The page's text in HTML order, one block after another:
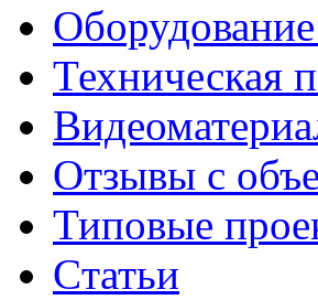
Техническая
Отзывы с
Типовые
Cтатьи